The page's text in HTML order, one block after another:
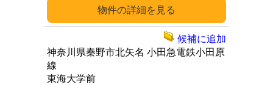
詳細
神奈川県秦野市北矢名 小田急電鉄小田原
線
東海大学前
候補に追加